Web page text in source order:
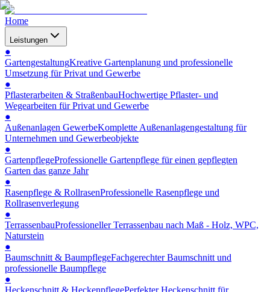
Home
Leistungen
●
GartengestaltungKreative Gartenplanung und professionelle
Umsetzung für Privat und Gewerbe
●
Pflasterarbeiten & StraßenbauHochwertige Pflaster- und
Wegearbeiten für Privat und Gewerbe
●
Außenanlagen GewerbeKomplette Außenanlagengestaltung für
Unternehmen und Gewerbeobjekte
●
GartenpflegeProfessionelle Gartenpflege für einen gepflegten
Garten das ganze Jahr
●
Rasenpflege & RollrasenProfessionelle Rasenpflege und
Rollrasenverlegung
●
TerrassenbauProfessioneller Terrassenbau nach Maß - Holz, WPC,
Naturstein
●
Baumschnitt & BaumpflegeFachgerechter Baumschnitt und
professionelle Baumpflege
●
Heckenschnitt & HeckenpflegePerfekter Heckenschnitt für